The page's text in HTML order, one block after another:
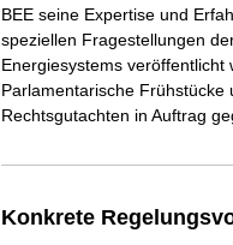
BEE seine Expertise und
speziellen Fragestellungen
Energiesystems
Parlamentarische Frühstücke
Rechtsgutachten in Auftrag
Konkrete